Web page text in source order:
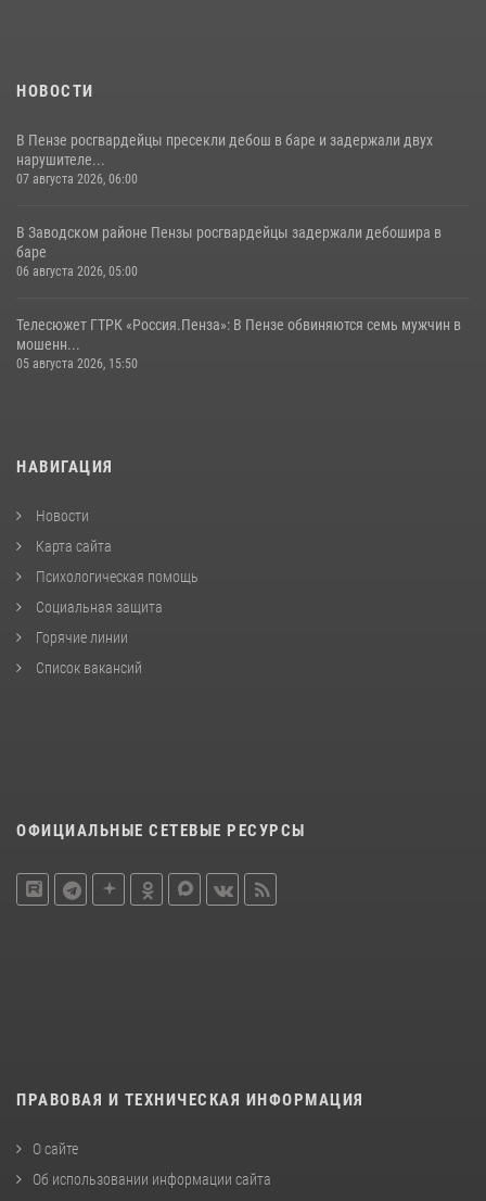
НОВОСТИ
В Пензе росгвардейцы пресекли дебош в баре и задержали двух
нарушителе...
07 августа 2026, 06:00
В Заводском районе Пензы росгвардейцы задержали дебошира в
баре
06 августа 2026, 05:00
Телесюжет ГТРК «Россия.Пенза»: В Пензе обвиняются семь мужчин в
мошенн...
05 августа 2026, 15:50
НАВИГАЦИЯ
Новости
Карта сайта
Психологическая помощь
Социальная защита
Горячие линии
Список вакансий
ОФИЦИАЛЬНЫЕ СЕТЕВЫЕ РЕСУРСЫ
ПРАВОВАЯ И ТЕХНИЧЕСКАЯ ИНФОРМАЦИЯ
О сайте
Об использовании информации сайта